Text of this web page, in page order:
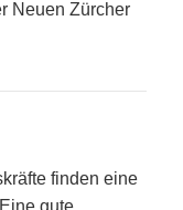
Neuen Zürcher
finden eine